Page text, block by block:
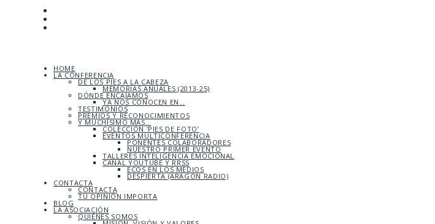
HOME
LA CONFERENCIA
DE LOS PIES A LA CABEZA
MEMORIAS ANUALES (2013-25)
DÓNDE ENCAJAMOS
YA NOS CONOCEN EN…
TESTIMONIOS
PREMIOS Y RECONOCIMIENTOS
Y MUCHÍSIMO MÁS…
COLECCIÓN ‘PIES DE FOTO’
EVENTOS MULTICONFERENCIA
PONENTES COLABORADORES
NUESTRO PRIMER EVENTO
TALLERES INTELIGENCIA EMOCIONAL
CANAL YOUTUBE Y RRSS
ECOS EN LOS MEDIOS
DESPIERTA (ARAGÓN RADIO)
CONTACTA
CONTACTA
TU OPINIÓN IMPORTA
BLOG
LA ASOCIACIÓN
QUIÉNES SOMOS